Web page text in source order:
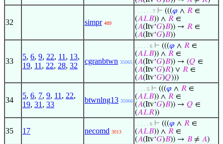
32 simpr 489
. . . . . . 7 ⊢ (((𝜑 ∧ 𝑅 ∈
(𝐴𝐿𝐵)) ∧ 𝑅 ∈
(𝐴(Itv‘𝐺)𝐵)) → 𝑅 ∈
(𝐴(Itv‘𝐺)𝐵))
33
5, 6, 9, 22, 11 , 13,
19, 11 , 22, 28, 32
cgranbtwn 35065
. . . . . 6 ⊢ (((𝜑 ∧ 𝑅 ∈
(𝐴𝐿𝐵)) ∧ 𝑅 ∈
(𝐴(Itv‘𝐺)𝐵)) → (𝑄 ∈
(𝐴(Itv‘𝐺)𝑅) ∨ 𝑅 ∈
(𝐴(Itv‘𝐺)𝑄)))
34
5, 6, 7, 9, 11 , 22,
19, 31 , 33
btwnlng13 35066
. . . . 5 ⊢ (((𝜑 ∧ 𝑅 ∈
(𝐴𝐿𝐵)) ∧ 𝑅 ∈
(𝐴(Itv‘𝐺)𝐵)) → 𝑄 ∈
(𝐴𝐿𝑅))
35 17 necomd 3013
. . . . . 6 ⊢ (((𝜑 ∧ 𝑅 ∈
(𝐴𝐿𝐵)) ∧ 𝑅 ∈
(𝐴(Itv‘𝐺)𝐵)) → 𝐵 ≠ 𝐴)